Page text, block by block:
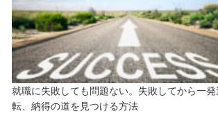
就職に失敗しても問題ない。失敗してから一発
転、納得の道を見つける方法